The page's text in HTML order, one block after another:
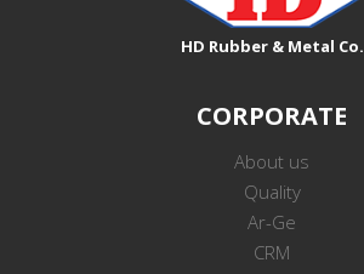
HD Rubber & Metal Co.
CORPORATE
About us
Quality
Ar-Ge
CRM